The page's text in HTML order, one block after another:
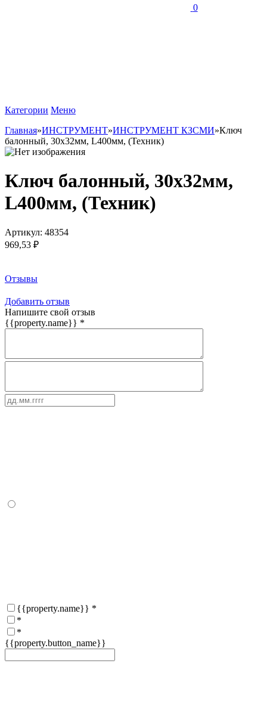
0
Категории Меню
Главная»ИНСТРУМЕНТ»ИНСТРУМЕНТ КЗСМИ»Ключ
балонный, 30х32мм, L400мм, (Техник)
Ключ балонный, 30х32мм,
L400мм, (Техник)
Артикул: 48354
969,53 ₽
Отзывы
Добавить отзыв
Напишите свой отзыв
{{property.name}} *
{{property.name}} *
*
*
{{property.button_name}}